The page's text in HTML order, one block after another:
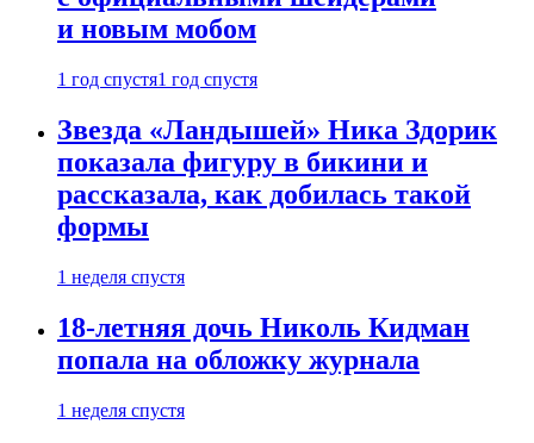
и новым мобом
1 год спустя1 год спустя
Звезда «Ландышей» Ника Здорик
показала фигуру в бикини и
рассказала, как добилась такой
формы
1 неделя спустя
18-летняя дочь Николь Кидман
попала на обложку журнала
1 неделя спустя